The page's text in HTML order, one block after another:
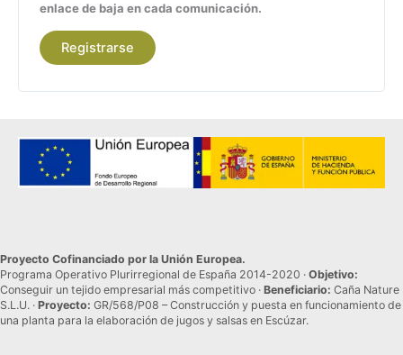
enlace de baja en cada comunicación.
Registrarse
Proyecto Cofinanciado por la Unión Europea.
Programa Operativo Plurirregional de España 2014-2020 · Objetivo:
Conseguir un tejido empresarial más competitivo · Beneficiario: Caña Nature
S.L.U. · Proyecto: GR/568/P08 – Construcción y puesta en funcionamiento de
una planta para la elaboración de jugos y salsas en Escúzar.